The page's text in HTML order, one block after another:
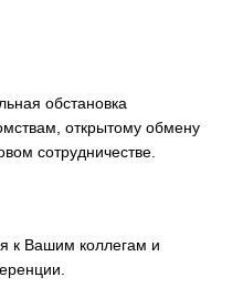
обстановка
открытому обмену
сотрудничестве.
к Вашим коллегам и